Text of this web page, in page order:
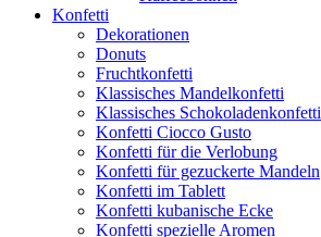
Konfetti
Dekorationen
Donuts
Fruchtkonfetti
Klassisches Mandelkonfetti
Klassisches Schokoladenkonfetti
Konfetti Ciocco Gusto
Konfetti für die Verlobung
Konfetti für gezuckerte Mandeln
Konfetti im Tablett
Konfetti kubanische Ecke
Konfetti spezielle Aromen